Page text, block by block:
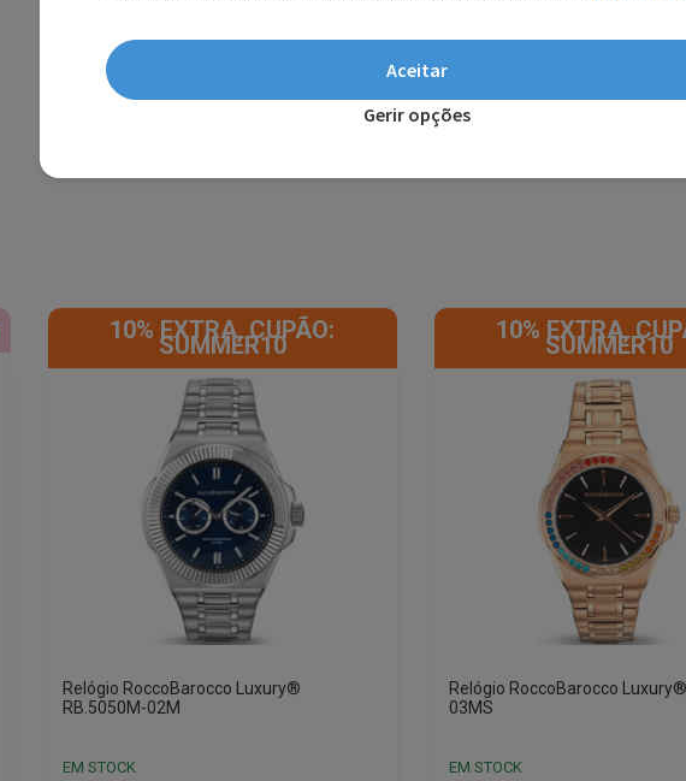
10% EXTRA, CUPÃO:
SUMMER10
Relógio RoccoBarocco Luxury®
RB.5050M-02M
EM STOCK
10% EXTRA,
SUMMER10
Relógio RoccoBarocco
03MS
EM STOCK
Aceitar
Gerir opções